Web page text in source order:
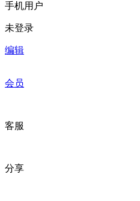
手机用户
未登录
编辑
会员
客服
分享